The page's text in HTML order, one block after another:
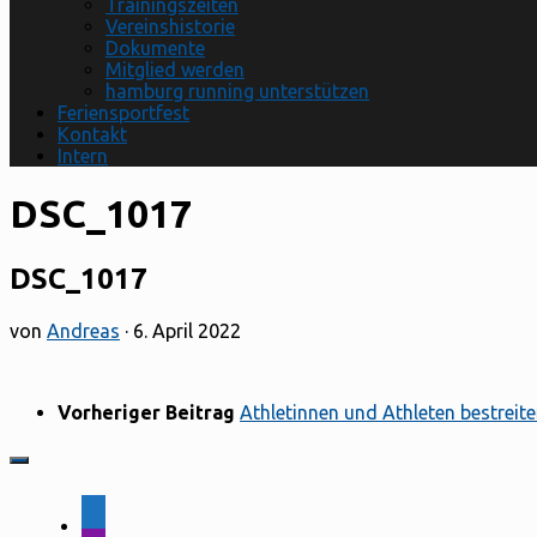
Trainingszeiten
Vereinshistorie
Dokumente
Mitglied werden
hamburg running unterstützen
Feriensportfest
Kontakt
Intern
DSC_1017
DSC_1017
von Andreas · 6. April 2022
Vorheriger Beitrag Athletinnen und Athleten